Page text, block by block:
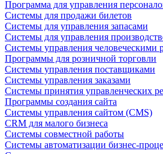
Программа для управления
Системы для продажи билетов
Системы для управления запасами
Системы для управления
Системы управления человеческими
Программы для розничной торговли
Системы управления поставщиками
Системы управления заказами
Системы принятия управленческих
Программы создания сайта
Системы управления сайтом (CMS)
CRM для малого бизнеса
Системы совместной работы
Системы автоматизации бизнес-